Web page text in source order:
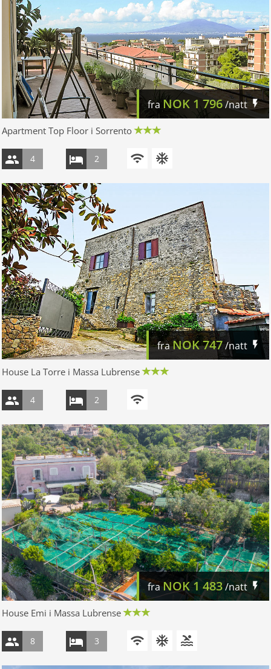
fraNOK 1 796/natt
Apartment Top Floor i Sorrento
4 2
fraNOK747/natt
House La Torre i Massa Lubrense
4 2
fraNOK1 483/natt
House Emi i Massa Lubrense
8 3